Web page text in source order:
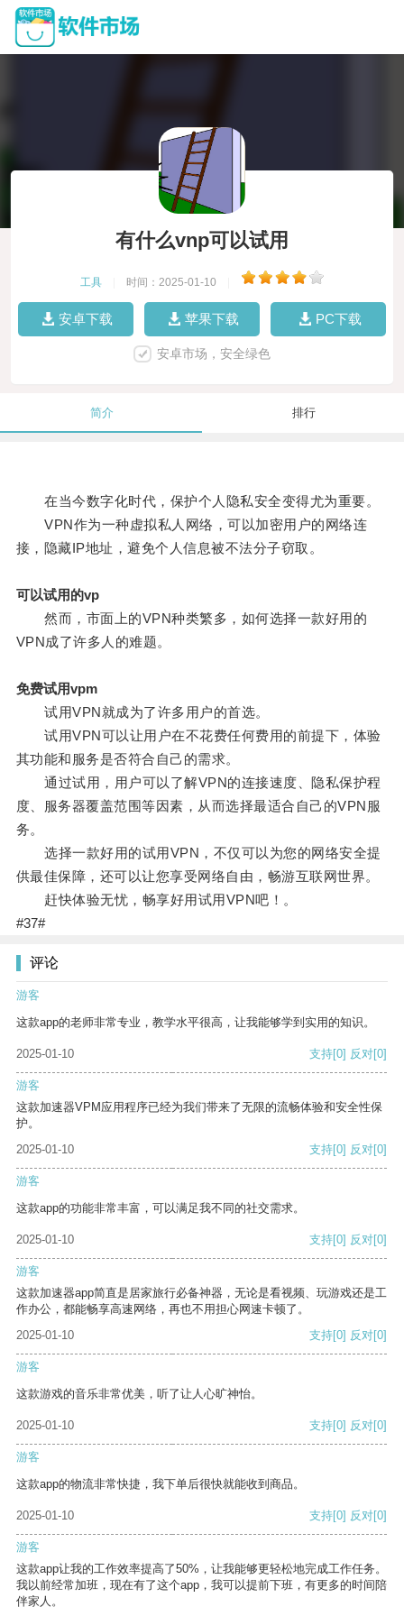
有什么vnp可以试用
工具 时间：2025-01-10
安卓下载 苹果下载 PC下载
安卓市场，安全绿色
简介 排行
在当今数字化时代，保护个人隐私安全变得尤为重要。
VPN作为一种虚拟私人网络，可以加密用户的网络连
接，隐藏IP地址，避免个人信息被不法分子窃取。
可以试用的vp
然而，市面上的VPN种类繁多，如何选择一款好用的
VPN成了许多人的难题。
免费试用vpm
试用VPN就成为了许多用户的首选。
试用VPN可以让用户在不花费任何费用的前提下，体验
其功能和服务是否符合自己的需求。
通过试用，用户可以了解VPN的连接速度、隐私保护程
度、服务器覆盖范围等因素，从而选择最适合自己的VPN服
务。
选择一款好用的试用VPN，不仅可以为您的网络安全提
供最佳保障，还可以让您享受网络自由，畅游互联网世界。
赶快体验无忧，畅享好用试用VPN吧！。
#37#
评论
游客
这款app的老师非常专业，教学水平很高，让我能够学到实用的知识。
2025-01-10 支持[0] 反对[0]
游客
这款加速器VPM应用程序已经为我们带来了无限的流畅体验和安全性保
护。
2025-01-10
支持[0] 反对[0]
游客
这款app的功能非常丰富，可以满足我不同的社交需求。
2025-01-10 支持[0] 反对[0]
游客
这款加速器app简直是居家旅行必备神器，无论是看视频、玩游戏还是工
作办公，都能畅享高速网络，再也不用担心网速卡顿了。
2025-01-10
支持[0] 反对[0]
游客
这款游戏的音乐非常优美，听了让人心旷神怡。
2025-01-10 支持[0] 反对[0]
游客
这款app的物流非常快捷，我下单后很快就能收到商品。
2025-01-10 支持[0] 反对[0]
游客
这款app让我的工作效率提高了50%，让我能够更轻松地完成工作任务。
我以前经常加班，现在有了这个app，我可以提前下班，有更多的时间陪
伴家人。